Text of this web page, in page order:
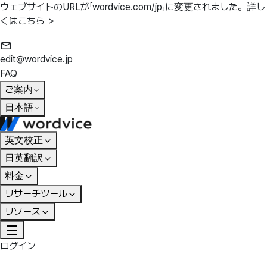
ウェブサイトのURLが「wordvice.com/jp」に変更されました。 詳し
くはこちら ＞
edit@wordvice.jp
FAQ
ご案内
日本語
英文校正
日英翻訳
料金
リサーチツール
リソース
ログイン